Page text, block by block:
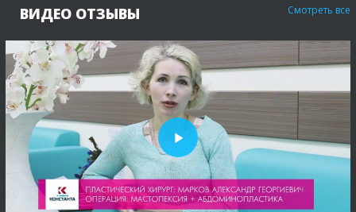
ВИДЕО ОТЗЫВЫ Смотреть все